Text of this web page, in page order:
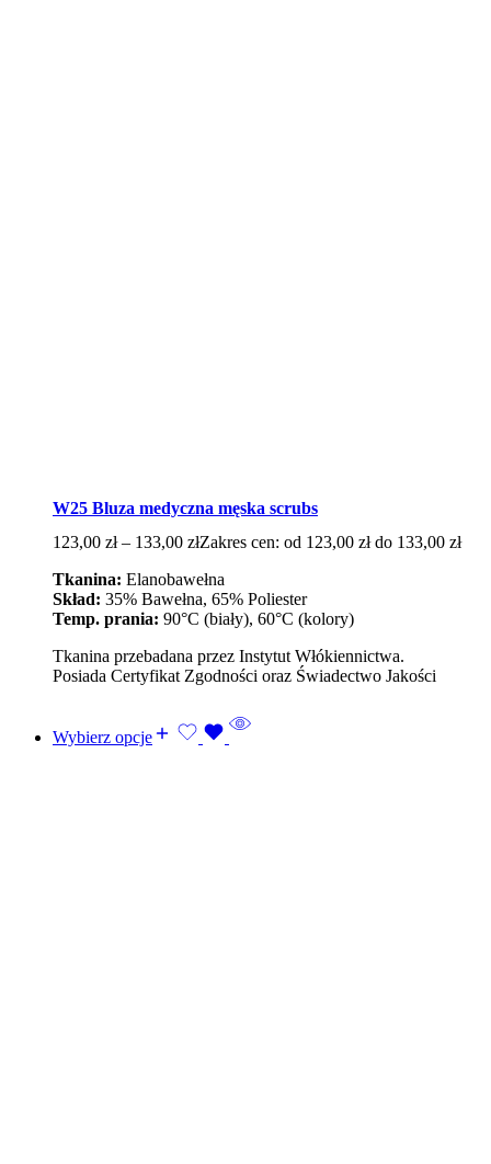
W25 Bluza medyczna męska scrubs
123,00 zł – 133,00 złZakres cen: od 123,00 zł do 133,00 zł
Tkanina: Elanobawełna
Skład: 35% Bawełna, 65% Poliester
Temp. prania: 90°C (biały), 60°C (kolory)
Tkanina przebadana przez Instytut Włókiennictwa.
Posiada Certyfikat Zgodności oraz Świadectwo Jakości
Wybierz opcje